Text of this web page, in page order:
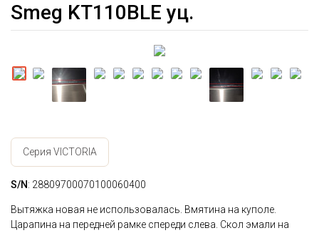
Smeg KT110BLE уц.
Серия VICTORIA
S/N: 28809700070100060400
Вытяжка новая не использовалась. Вмятина на куполе.
Царапина на передней рамке спереди слева. Скол эмали на